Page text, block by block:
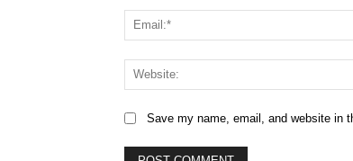
Save my name, email, and website in